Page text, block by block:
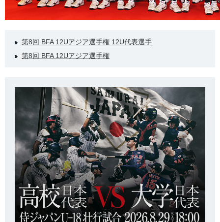
第8回 BFA 12Uアジア選手権 12U代表選手
第8回 BFA 12Uアジア選手権